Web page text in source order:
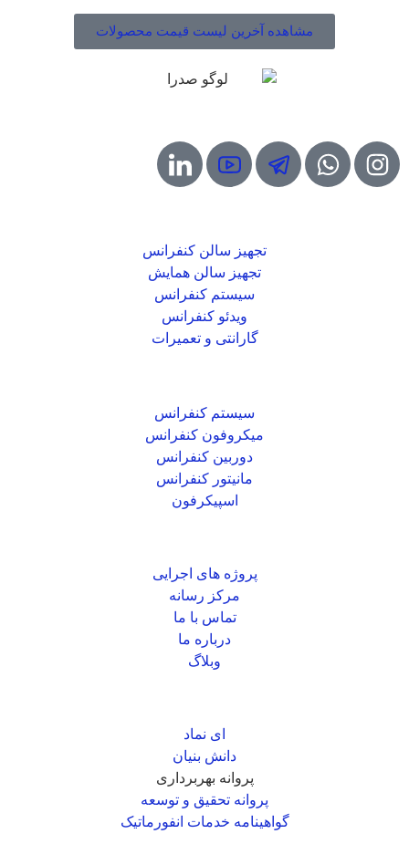
مشاهده آخرین لیست قیمت محصولات
تجهیز سالن کنفرانس
تجهیز سالن همایش
سیستم کنفرانس
ویدئو کنفرانس
گارانتی و تعمیرات
سیستم کنفرانس
میکروفون کنفرانس
دوربین کنفرانس
مانیتور کنفرانس
اسپیکرفون
پروژه های اجرایی
مرکز رسانه
تماس با ما
درباره ما
وبلاگ
ای نماد
دانش بنیان
پروانه بهربرداری
پروانه تحقیق و توسعه
گواهینامه خدمات انفورماتیک